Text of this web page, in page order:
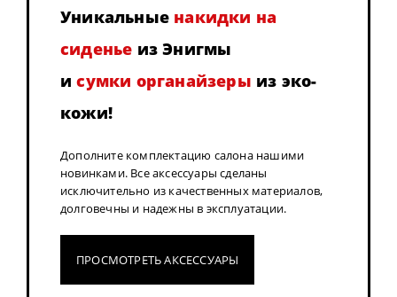
Уникальные накидки на
сиденье из Энигмы
исумки органайзеры из эко-
кожи!
Дополните комплектацию салона нашими
новинками. Все аксессуары сделаны
исключительно из качественных материалов,
долговечны и надежны в эксплуатации.
ПРОСМОТРЕТЬ АКСЕССУАРЫ